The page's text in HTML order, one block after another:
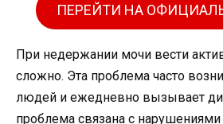
ПЕРЕЙТИ НА
При недержании мочи вести
сложно. Эта проблема часто
людей и ежедневно вызывает
проблема связана с